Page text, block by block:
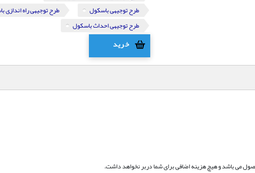
طرح توجیهی باسکول
طرح توجیهی راه اندازی
طرح توجیهی احداث باسکول
خرید
می باشد و هیچ هزینه اضافی برای شما دربر نخواهد داشت.